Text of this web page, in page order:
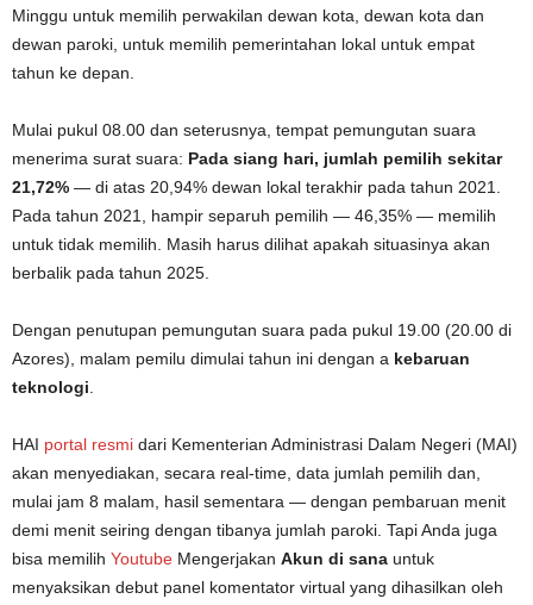
Minggu untuk memilih perwakilan dewan kota, dewan kota dan
dewan paroki, untuk memilih pemerintahan lokal untuk empat
tahun ke depan.
Mulai pukul 08.00 dan seterusnya, tempat pemungutan suara
menerima surat suara: Pada siang hari, jumlah pemilih sekitar
21,72% — di atas 20,94% dewan lokal terakhir pada tahun 2021.
Pada tahun 2021, hampir separuh pemilih — 46,35% — memilih
untuk tidak memilih. Masih harus dilihat apakah situasinya akan
berbalik pada tahun 2025.
Dengan penutupan pemungutan suara pada pukul 19.00 (20.00 di
Azores), malam pemilu dimulai tahun ini dengan a kebaruan
teknologi
HAI portal resmi dari Kementerian Administrasi Dalam Negeri (MAI)
akan menyediakan, secara real-time, data jumlah pemilih dan,
mulai jam 8 malam, hasil sementara — dengan pembaruan menit
demi menit seiring dengan tibanya jumlah paroki. Tapi Anda juga
bisa memilih Youtube Mengerjakan Akun di sana untuk
menyaksikan debut panel komentator virtual yang dihasilkan oleh